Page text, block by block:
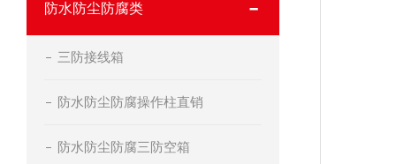
防水防尘防腐类
三防接线箱
防水防尘防腐操作柱直销
防水防尘防腐三防空箱